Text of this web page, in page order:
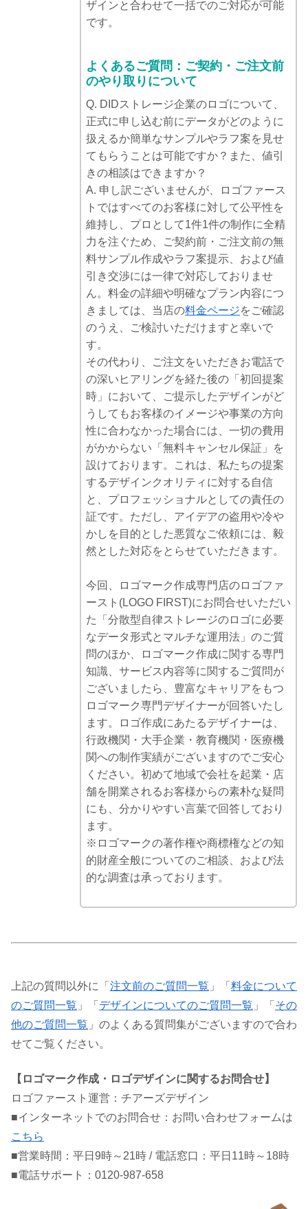
ザインと合わせて一括でのご対応が可能
です。
よくあるご質問：ご契約・ご注文前
のやり取りについて
Q. DIDストレージ企業のロゴについて、
正式に申し込む前にデータがどのように
扱えるか簡単なサンプルやラフ案を見せ
てもらうことは可能ですか？また、値引
きの相談はできますか？
A. 申し訳ございませんが、ロゴファース
トではすべてのお客様に対して公平性を
維持し、プロとして1件1件の制作に全精
力を注ぐため、ご契約前・ご注文前の無
料サンプル作成やラフ案提示、および値
引き交渉には一律で対応しておりませ
ん。料金の詳細や明確なプラン内容につ
きましては、当店の料金ページをご確認
のうえ、ご検討いただけますと幸いで
す。
その代わり、ご注文をいただきお電話で
の深いヒアリングを経た後の「初回提案
時」において、ご提示したデザインがど
うしてもお客様のイメージや事業の方向
性に合わなかった場合には、一切の費用
がかからない「無料キャンセル保証」を
設けております。これは、私たちの提案
するデザインクオリティに対する自信
と、プロフェッショナルとしての責任の
証です。ただし、アイデアの盗用や冷や
かしを目的とした悪質なご依頼には、毅
然とした対応をとらせていただきます。
今回、ロゴマーク作成専門店のロゴファ
ースト(LOGO FIRST)にお問合せいただい
た「分散型自律ストレージのロゴに必要
なデータ形式とマルチな運用法」のご質
問のほか、ロゴマーク作成に関する専門
知識、サービス内容等に関するご質問が
ございましたら、豊富なキャリアをもつ
ロゴマーク専門デザイナーが回答いたし
ます。ロゴ作成にあたるデザイナーは、
行政機関・大手企業・教育機関・医療機
関への制作実績がございますのでご安心
ください。初めて地域で会社を起業・店
舗を開業されるお客様からの素朴な疑問
にも、分かりやすい言葉で回答しており
ます。
※ロゴマークの著作権や商標権などの知
的財産全般についてのご相談、および法
的な調査は承っております。
上記の質問以外に「 注文前のご質問一覧 」「 料金について
のご質問一覧 」「 デザインについてのご質問一覧 」「 その
他のご質問一覧 」のよくある質問集がございますので合わ
せてご覧ください。
【ロゴマーク作成・ロゴデザインに関するお問合せ】
ロゴファースト運営：チアーズデザイン
■インターネットでのお問合せ：お問い合わせフォームは
こちら
■営業時間：平日9時～21時 / 電話窓口：平日11時～18時
■電話サポート：0120-987-658